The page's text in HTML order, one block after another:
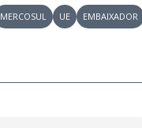
MERCOSUL UE EMBAIXADOR